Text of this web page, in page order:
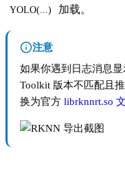
YOLO(...) 加载。
注意
如果你遇到日志消息
Toolkit 版本不匹配且
换为官方 librknnrt.so